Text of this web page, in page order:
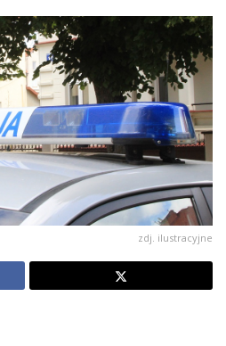
zdj. ilustracyjne